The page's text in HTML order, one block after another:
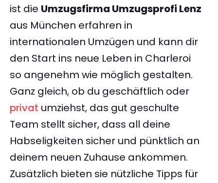
ist die Umzugsfirma Umzugsprofi Lenz
aus München erfahren in
internationalen Umzügen und kann dir
den Start ins neue Leben in Charleroi
so angenehm wie möglich gestalten.
Ganz gleich, ob du geschäftlich oder
privat umziehst, das gut geschulte
Team stellt sicher, dass all deine
Habseligkeiten sicher und pünktlich an
deinem neuen Zuhause ankommen.
Zusätzlich bieten sie nützliche Tipps für